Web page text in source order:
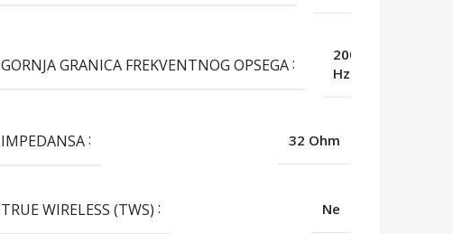
GORNJA GRANICA FREKVENTNOG OPSEGA
20000
Hz
IMPEDANSA 32 Ohm
TRUE WIRELESS (TWS) Ne